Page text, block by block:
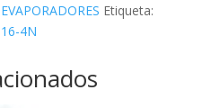
EVAPORADORES Etiqueta:
4N